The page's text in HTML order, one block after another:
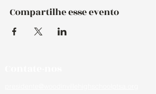
Compartilhe esse evento